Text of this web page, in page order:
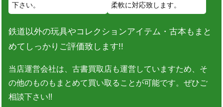
下さい。
柔軟に対応致します。
鉄道以外の玩具やコレクションアイテム・古本もまと
めてしっかりご評価致します!!
当店運営会社は、古書買取店も運営していますため、そ
の他のものもまとめて買い取ることが可能です。ぜひご
相談下さい!!